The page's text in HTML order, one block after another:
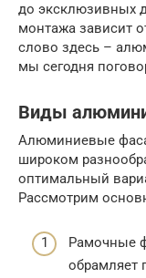
до эксклюзивных
монтажа зависит
слово здесь –
мы сегодня
Виды
Алюминиевые
широком
оптимальный
Рассмотрим
Рамочные
обрамляет